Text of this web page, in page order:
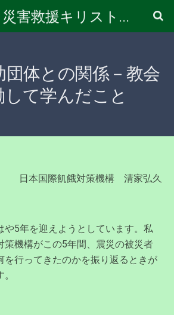
DRCnet 災害救援キリスト者連絡会
団体との関係－教会
して学んだこと
日本国際飢餓対策機構 清家弘久
や5年を迎えようとしています。私
策機構がこの5年間、震災の被災者
を行ってきたのかを振り返るときが